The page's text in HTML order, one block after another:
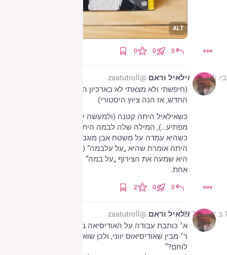
ALT
0
0
0
אילאיל וראם @zaatutroll
החדש, אז הנה ציוץ היסטורי)
אחת.
0
0
2
אילאיל וראם @zaatutroll
א׳ כותבת עבודה על האודיסיאה במגמת ספרות.
לוחם?”